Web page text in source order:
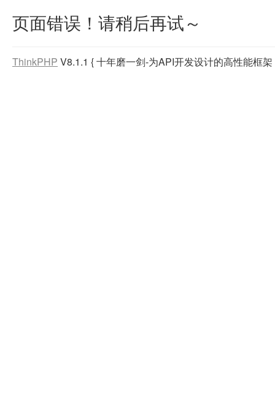
页面错误！请稍后再试～
ThinkPHP V8.1.1 { 十年磨一剑-为API开发设计的高性能框架